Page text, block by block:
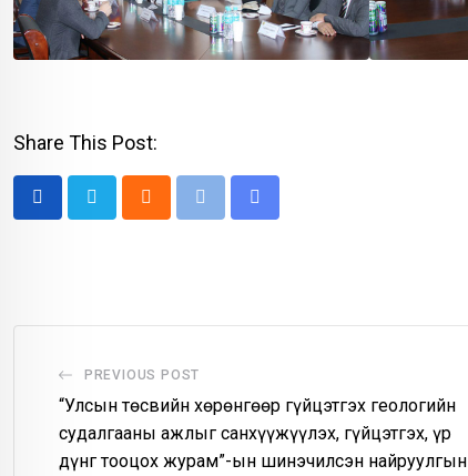
Share This Post:
PREVIOUS POST
“Улсын төсвийн хөрөнгөөр гүйцэтгэх геологийн
судалгааны ажлыг санхүүжүүлэх, гүйцэтгэх, үр
дүнг тооцох журам”-ын шинэчилсэн найруулгын